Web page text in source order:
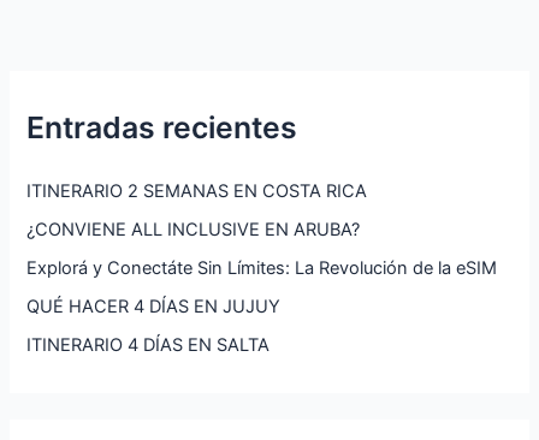
Entradas recientes
ITINERARIO 2 SEMANAS EN COSTA RICA
¿CONVIENE ALL INCLUSIVE EN ARUBA?
Explorá y Conectáte Sin Límites: La Revolución de la eSIM
QUÉ HACER 4 DÍAS EN JUJUY
ITINERARIO 4 DÍAS EN SALTA